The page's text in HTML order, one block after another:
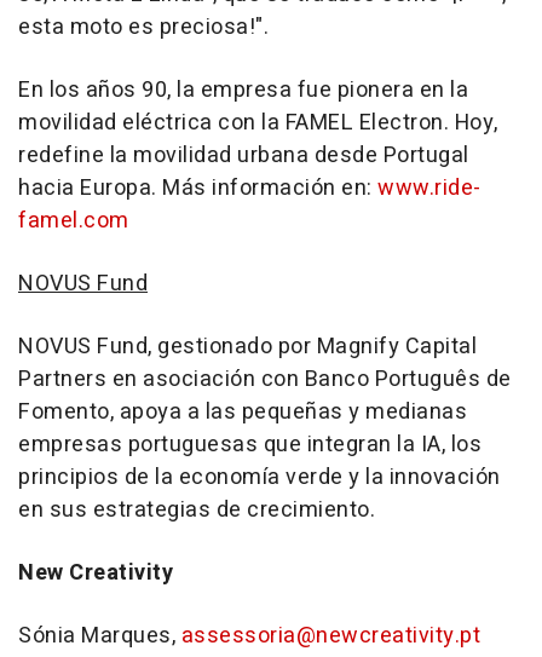
esta moto es preciosa!".
En los años 90, la empresa fue pionera en la
movilidad eléctrica con la FAMEL Electron. Hoy,
redefine la movilidad urbana desde Portugal
hacia Europa. Más información en: www.ride-
famel.com
NOVUS Fund
NOVUS Fund, gestionado por Magnify Capital
Partners en asociación con Banco Português de
Fomento, apoya a las pequeñas y medianas
empresas portuguesas que integran la IA, los
principios de la economía verde y la innovación
en sus estrategias de crecimiento.
New Creativity
Sónia Marques, assessoria@newcreativity.pt